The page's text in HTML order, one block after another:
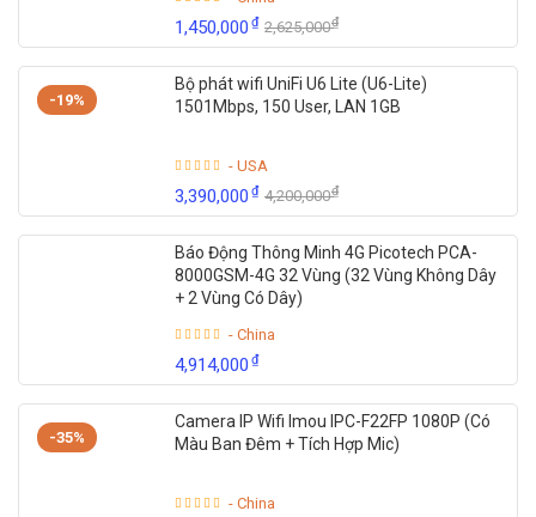
1,450,000₫ 2,625,000₫
-19%
Bộ phát wifi UniFi U6 Lite (U6-Lite)
1501Mbps, 150 User, LAN 1GB
- USA
3,390,000₫ 4,200,000₫
Báo Động Thông Minh 4G Picotech PCA-
8000GSM-4G 32 Vùng (32 Vùng Không Dây
+ 2 Vùng Có Dây)
- China
4,914,000₫
-35%
Camera IP Wifi Imou IPC-F22FP 1080P (Có
Màu Ban Đêm + Tích Hợp Mic)
- China